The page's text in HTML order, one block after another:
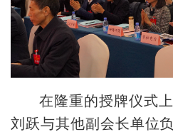
在隆重的授牌仪式
刘跃与其他副会长单位